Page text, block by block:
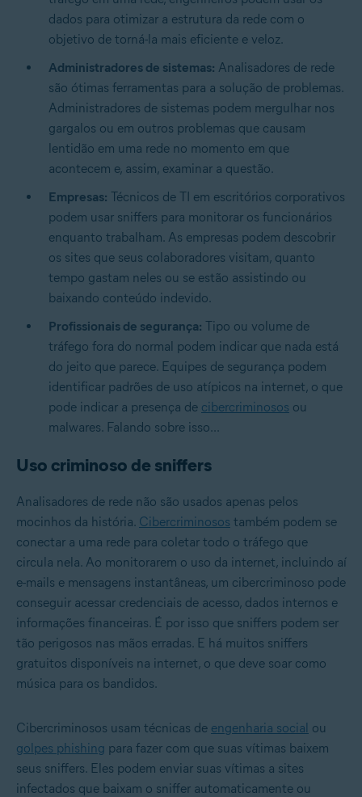
dados para otimizar a estrutura da rede com o
objetivo de torná-la mais eficiente e veloz.
Administradores de sistemas: Analisadores de rede
são ótimas ferramentas para a solução de problemas.
Administradores de sistemas podem mergulhar nos
gargalos ou em outros problemas que causam
lentidão em uma rede no momento em que
acontecem e, assim, examinar a questão.
Empresas: Técnicos de TI em escritórios corporativos
podem usar sniffers para monitorar os funcionários
enquanto trabalham. As empresas podem descobrir
os sites que seus colaboradores visitam, quanto
tempo gastam neles ou se estão assistindo ou
baixando conteúdo indevido.
Profissionais de segurança: Tipo ou volume de
tráfego fora do normal podem indicar que nada está
do jeito que parece. Equipes de segurança podem
identificar padrões de uso atípicos na internet, o que
pode indicar a presença de cibercriminosos ou
malwares. Falando sobre isso...
Uso criminoso de sniffers
Analisadores de rede não são usados apenas pelos
mocinhos da história. Cibercriminosos também podem se
conectar a uma rede para coletar todo o tráfego que
circula nela. Ao monitorarem o uso da internet, incluindo aí
e-mails e mensagens instantâneas, um cibercriminoso pode
conseguir acessar credenciais de acesso, dados internos e
informações financeiras. É por isso que sniffers podem ser
tão perigosos nas mãos erradas. E há muitos sniffers
gratuitos disponíveis na internet, o que deve soar como
música para os bandidos.
Cibercriminosos usam técnicas de engenharia social ou
golpes phishing para fazer com que suas vítimas baixem
seus sniffers. Eles podem enviar suas vítimas a sites
infectados que baixam o sniffer automaticamente ou